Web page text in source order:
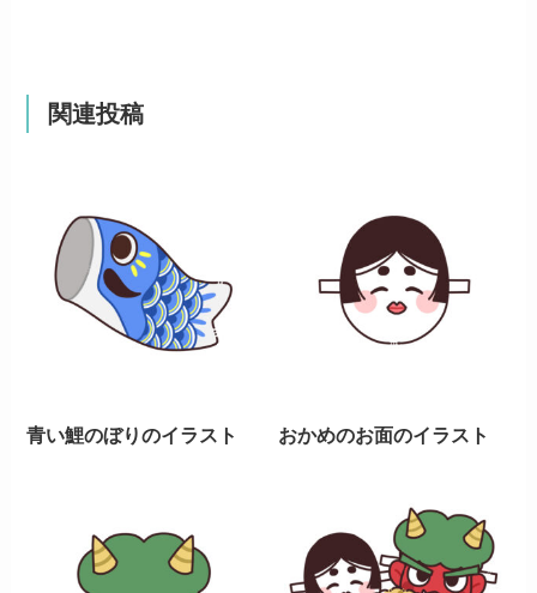
関連投稿
青い鯉のぼりのイラスト おかめのお面のイラスト